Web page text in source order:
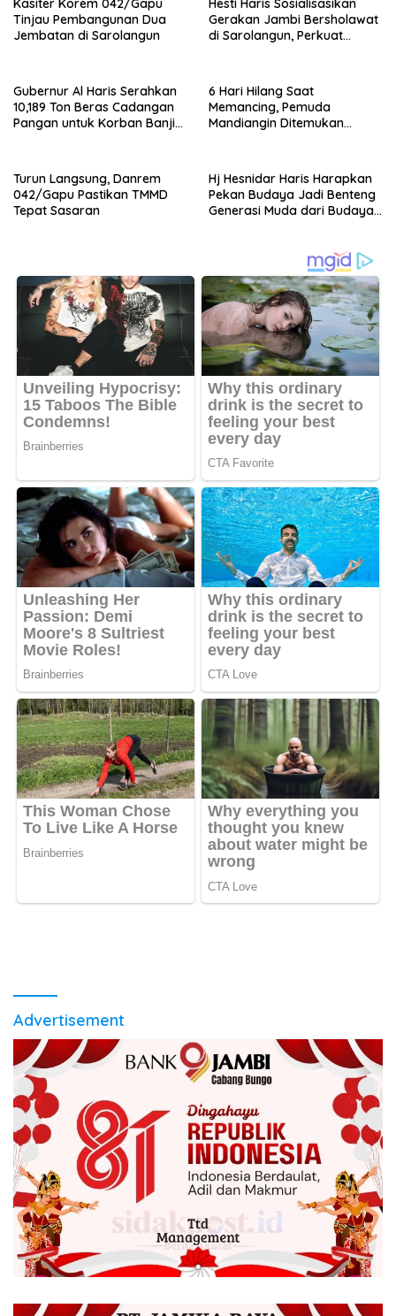
Tinjau Pembangunan Dua
Jembatan di Sarolangun
Gerakan Jambi Bersholawat
di Sarolangun, Perkuat
Gubernur Al Haris Serahkan
10,189 Ton Beras Cadangan
Pangan untuk Korban Banjir
6 Hari Hilang Saat
Memancing, Pemuda
Mandiangin Ditemukan
Turun Langsung, Danrem
042/Gapu Pastikan TMMD
Tepat Sasaran
Hj Hesnidar Haris Harapkan
Pekan Budaya Jadi Benteng
Generasi Muda dari Budaya
Advertisement